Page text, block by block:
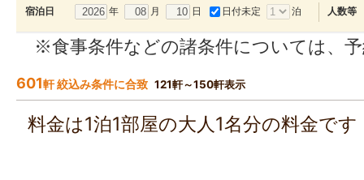
宿泊日 年 月 日 日付未定 泊 人数等
※食事条件などの諸条件については、
601軒 絞込み条件に合致 121軒～150軒表示
料金は1泊1部屋の大人1名分の料金で